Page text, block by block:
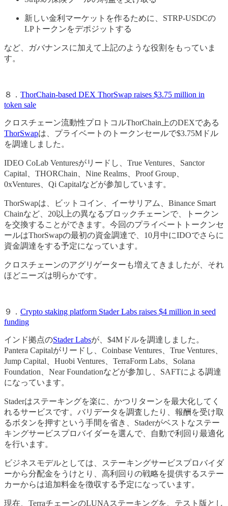
新しい金利マーケットを作るために、STRP-USDCの
LPトークンをデポジットする
など、ガバナンスに加えて上記のような役割をもっていま
す。
８． ThorChain-based DEX ThorSwap raises $3.75 million in
token sale
クロスチェーン流動性プロトコルThorChain上のDEXである
ThorSwapは、プライベートのトークンセールで$3.75Mドル
を調達しました。
IDEO CoLab Venturesがリードし、True Ventures、Sanctor
Capital、THORChain、Nine Realms、Proof Group、
0xVentures、Qi Capitalなどが参加しています。
ThorSwapは、ビットコイン、イーサリアム、Binance Smart
Chainなど、20以上の異なるブロックチェーンで、トークン
を交換することができます。今回のプライベートトークンセ
ールはThorSwapの最初の資金調達で、10月中にIDOでさらに
資金調達をする予定になっています。
クロスチェーンのアグリゲーターも増えてきましたが、それ
ほどニーズは明らかです。
９． Crypto staking platform Stader Labs raises $4 million in seed
funding
インド拠点のStader Labsが、$4Mドルを調達しました。
Pantera Capitalがリードし、Coinbase Ventures、True Ventures、
Jump Capital、Huobi Ventures、TerraForm Labs、Solana
Foundation、Near Foundationなどが参加し、SAFTによる調達
になっています。
Staderはステーキングを楽に、かつリターンを最大化してく
れるサービスです。バリデータを調査したり、報酬を受け取
るボタンを押すという手間を省き、Staderがベストなステー
キングサービスプロバイダーを選んで、自動で利回り最適化
を行います。
ビジネスモデルとしては、ステーキングサービスプロバイダ
ーから分配金をうけとり、高利回りの戦略を提供するステー
カーからは追加料金を徴収する予定になっています。
現在、TerraチェーンのLUNAステーキングを、テスト版とし